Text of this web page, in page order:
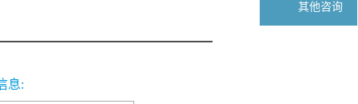
息:
其他咨询